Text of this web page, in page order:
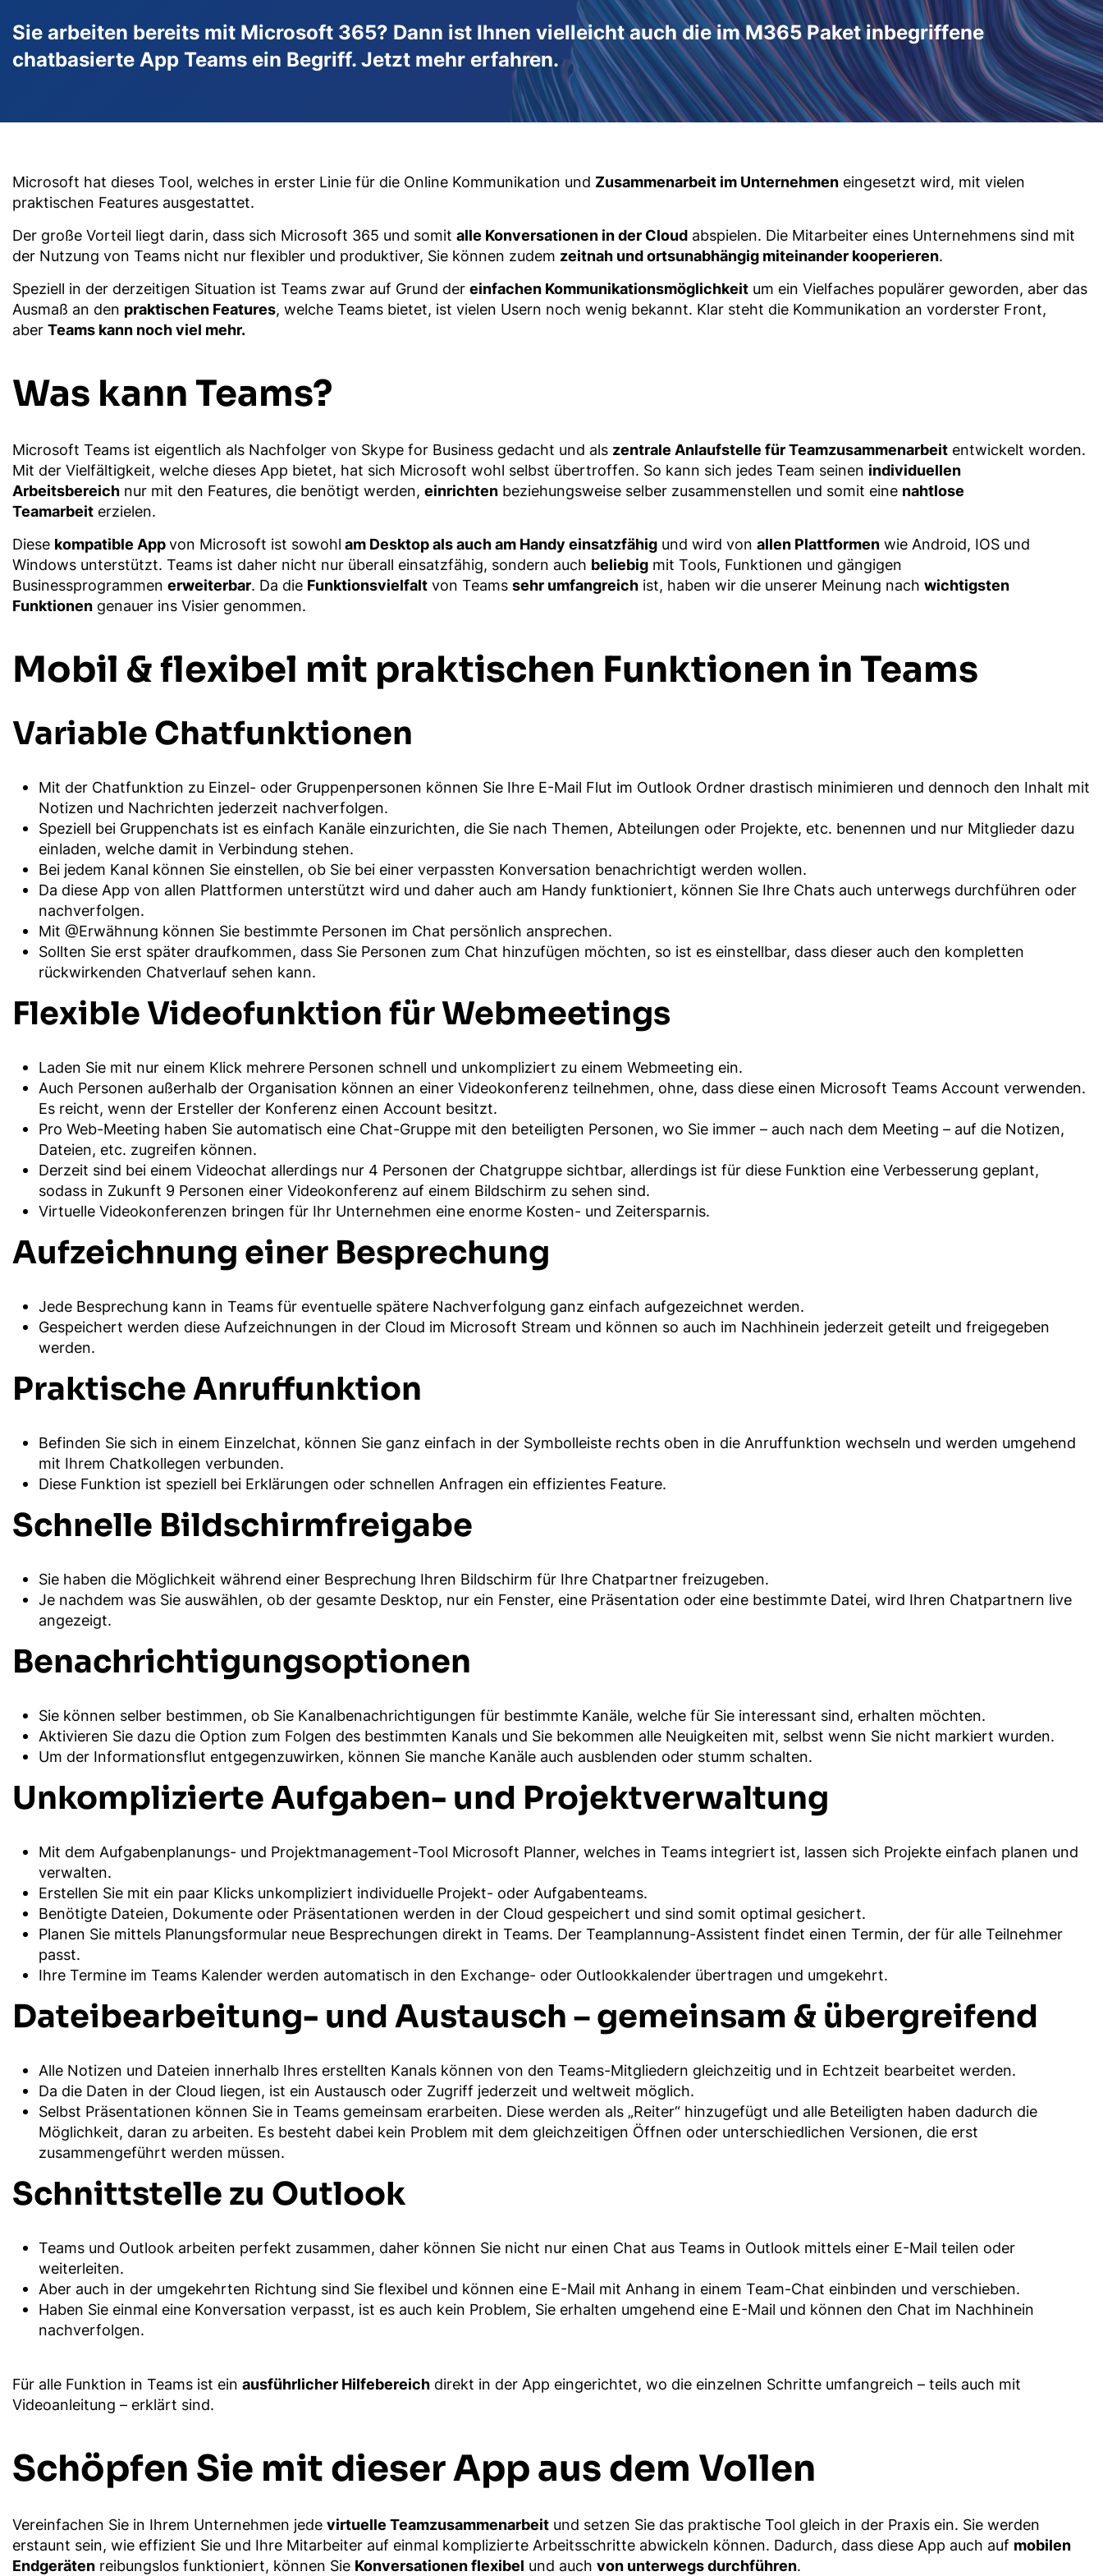
Sie arbeiten bereits mit Microsoft 365? Dann ist Ihnen vielleicht auch die im M365 Paket inbegriffene
chatbasierte App Teams ein Begriff. Jetzt mehr erfahren.
Microsoft hat dieses Tool, welches in erster Linie für die Online Kommunikation und Zusammenarbeit im Unternehmen eingesetzt wird, mit vielen
praktischen Features ausgestattet.
Der große Vorteil liegt darin, dass sich Microsoft 365 und somit alle Konversationen in der Cloud abspielen. Die Mitarbeiter eines Unternehmens sind mit
der Nutzung von Teams nicht nur flexibler und produktiver, Sie können zudem zeitnah und ortsunabhängig miteinander kooperieren.
Speziell in der derzeitigen Situation ist Teams zwar auf Grund der einfachen Kommunikationsmöglichkeit um ein Vielfaches populärer geworden, aber das
Ausmaß an den praktischen Features, welche Teams bietet, ist vielen Usern noch wenig bekannt. Klar steht die Kommunikation an vorderster Front,
aber Teams kann noch viel mehr.
Was kann Teams?
Microsoft Teams ist eigentlich als Nachfolger von Skype for Business gedacht und als zentrale Anlaufstelle für Teamzusammenarbeit entwickelt worden.
Mit der Vielfältigkeit, welche dieses App bietet, hat sich Microsoft wohl selbst übertroffen. So kann sich jedes Team seinen individuellen
Arbeitsbereich nur mit den Features, die benötigt werden, einrichten beziehungsweise selber zusammenstellen und somit eine nahtlose
Teamarbeit erzielen.
Diese kompatible Appvon Microsoft ist sowohl am Desktop als auch am Handy einsatzfähig und wird von allen Plattformen wie Android, IOS und
Windows unterstützt. Teams ist daher nicht nur überall einsatzfähig, sondern auch beliebig mit Tools, Funktionen und gängigen
Businessprogrammen erweiterbar. Da die Funktionsvielfalt von Teams sehr umfangreich ist, haben wir die unserer Meinung nach wichtigsten
Funktionen genauer ins Visier genommen.
Mobil & flexibel mit praktischen Funktionen in Teams
Variable Chatfunktionen
Mit der Chatfunktion zu Einzel- oder Gruppenpersonen können Sie Ihre E-Mail Flut im Outlook Ordner drastisch minimieren und dennoch den Inhalt mit
Notizen und Nachrichten jederzeit nachverfolgen.
Speziell bei Gruppenchats ist es einfach Kanäle einzurichten, die Sie nach Themen, Abteilungen oder Projekte, etc. benennen und nur Mitglieder dazu
einladen, welche damit in Verbindung stehen.
Bei jedem Kanal können Sie einstellen, ob Sie bei einer verpassten Konversation benachrichtigt werden wollen.
Da diese App von allen Plattformen unterstützt wird und daher auch am Handy funktioniert, können Sie Ihre Chats auch unterwegs durchführen oder
nachverfolgen.
Mit @Erwähnung können Sie bestimmte Personen im Chat persönlich ansprechen.
Sollten Sie erst später draufkommen, dass Sie Personen zum Chat hinzufügen möchten, so ist es einstellbar, dass dieser auch den kompletten
rückwirkenden Chatverlauf sehen kann.
Flexible Videofunktion für Webmeetings
Laden Sie mit nur einem Klick mehrere Personen schnell und unkompliziert zu einem Webmeeting ein.
Auch Personen außerhalb der Organisation können an einer Videokonferenz teilnehmen, ohne, dass diese einen Microsoft Teams Account verwenden.
Es reicht, wenn der Ersteller der Konferenz einen Account besitzt.
Pro Web-Meeting haben Sie automatisch eine Chat-Gruppe mit den beteiligten Personen, wo Sie immer – auch nach dem Meeting – auf die Notizen,
Dateien, etc. zugreifen können.
Derzeit sind bei einem Videochat allerdings nur 4 Personen der Chatgruppe sichtbar, allerdings ist für diese Funktion eine Verbesserung geplant,
sodass in Zukunft 9 Personen einer Videokonferenz auf einem Bildschirm zu sehen sind.
Virtuelle Videokonferenzen bringen für Ihr Unternehmen eine enorme Kosten- und Zeitersparnis.
Aufzeichnung einer Besprechung
Jede Besprechung kann in Teams für eventuelle spätere Nachverfolgung ganz einfach aufgezeichnet werden.
Gespeichert werden diese Aufzeichnungen in der Cloud im Microsoft Stream und können so auch im Nachhinein jederzeit geteilt und freigegeben
werden.
Praktische Anruffunktion
Befinden Sie sich in einem Einzelchat, können Sie ganz einfach in der Symbolleiste rechts oben in die Anruffunktion wechseln und werden umgehend
mit Ihrem Chatkollegen verbunden.
Diese Funktion ist speziell bei Erklärungen oder schnellen Anfragen ein effizientes Feature.
Schnelle Bildschirmfreigabe
Sie haben die Möglichkeit während einer Besprechung Ihren Bildschirm für Ihre Chatpartner freizugeben.
Je nachdem was Sie auswählen, ob der gesamte Desktop, nur ein Fenster, eine Präsentation oder eine bestimmte Datei, wird Ihren Chatpartnern live
angezeigt.
Benachrichtigungsoptionen
Sie können selber bestimmen, ob Sie Kanalbenachrichtigungen für bestimmte Kanäle, welche für Sie interessant sind, erhalten möchten.
Aktivieren Sie dazu die Option zum Folgen des bestimmten Kanals und Sie bekommen alle Neuigkeiten mit, selbst wenn Sie nicht markiert wurden.
Um der Informationsflut entgegenzuwirken, können Sie manche Kanäle auch ausblenden oder stumm schalten.
Unkomplizierte Aufgaben- und Projektverwaltung
Mit dem Aufgabenplanungs- und Projektmanagement-Tool Microsoft Planner, welches in Teams integriert ist, lassen sich Projekte einfach planen und
verwalten.
Erstellen Sie mit ein paar Klicks unkompliziert individuelle Projekt- oder Aufgabenteams.
Benötigte Dateien, Dokumente oder Präsentationen werden in der Cloud gespeichert und sind somit optimal gesichert.
Planen Sie mittels Planungsformular neue Besprechungen direkt in Teams. Der Teamplannung-Assistent findet einen Termin, der für alle Teilnehmer
passt.
Ihre Termine im Teams Kalender werden automatisch in den Exchange- oder Outlookkalender übertragen und umgekehrt.
Dateibearbeitung- und Austausch – gemeinsam & übergreifend
Alle Notizen und Dateien innerhalb Ihres erstellten Kanals können von den Teams-Mitgliedern gleichzeitig und in Echtzeit bearbeitet werden.
Da die Daten in der Cloud liegen, ist ein Austausch oder Zugriff jederzeit und weltweit möglich.
Selbst Präsentationen können Sie in Teams gemeinsam erarbeiten. Diese werden als „Reiter“ hinzugefügt und alle Beteiligten haben dadurch die
Möglichkeit, daran zu arbeiten. Es besteht dabei kein Problem mit dem gleichzeitigen Öffnen oder unterschiedlichen Versionen, die erst
zusammengeführt werden müssen.
Schnittstelle zu Outlook
Teams und Outlook arbeiten perfekt zusammen, daher können Sie nicht nur einen Chat aus Teams in Outlook mittels einer E-Mail teilen oder
weiterleiten.
Aber auch in der umgekehrten Richtung sind Sie flexibel und können eine E-Mail mit Anhang in einem Team-Chat einbinden und verschieben.
Haben Sie einmal eine Konversation verpasst, ist es auch kein Problem, Sie erhalten umgehend eine E-Mail und können den Chat im Nachhinein
nachverfolgen.
Für alle Funktion in Teams ist ein ausführlicher Hilfebereich direkt in der App eingerichtet, wo die einzelnen Schritte umfangreich – teils auch mit
Videoanleitung – erklärt sind.
Schöpfen Sie mit dieser App aus dem Vollen
Vereinfachen Sie in Ihrem Unternehmen jede virtuelle Teamzusammenarbeit und setzen Sie das praktische Tool gleich in der Praxis ein. Sie werden
erstaunt sein, wie effizient Sie und Ihre Mitarbeiter auf einmal komplizierte Arbeitsschritte abwickeln können. Dadurch, dass diese App auch auf mobilen
Endgeräten reibungslos funktioniert, können Sie Konversationen flexibel und auch von unterwegs durchführen.